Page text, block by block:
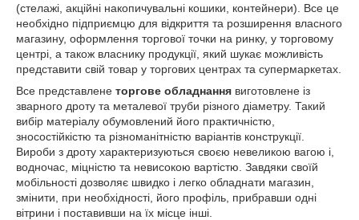
(стелажі, акційні накопичувальні кошики, контейнери). Все це
необхідно підприємцю для відкриття та розширення власного
магазину, оформлення торгової точки на ринку, у торговому
центрі, а також власнику продукції, який шукає можливість
представити свій товар у торгових центрах та супермаркетах.
Все представлене торгове обладнання виготовлене із
зварного дроту та металевої труби різного діаметру. Такий
вибір матеріалу обумовлений його практичністю,
зносостійкістю та різноманітністю варіантів конструкції.
Вироби з дроту характеризуються своєю невеликою вагою і,
водночас, міцністю та невисокою вартістю. Завдяки своїй
мобільності дозволяє швидко і легко обладнати магазин,
змінити, при необхідності, його профіль, прибравши одні
вітрини і поставивши на їх місце інші.